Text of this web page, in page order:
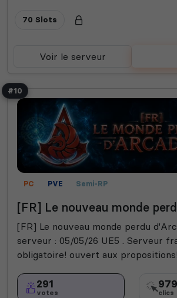
70 Slots
Voir le serveur
#10
PC PVE Semi-RP
[FR] Le nouveau monde
[FR] Le nouveau monde perdu
serveur : 05/05/26 UE5 . Serveur
obligatoire! ouvert aux propositions!
291
votes
979
clics